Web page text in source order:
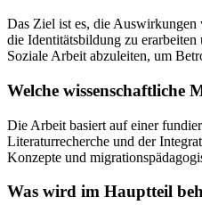
Das Ziel ist es, die Auswirkungen
die Identitätsbildung zu
Soziale Arbeit abzuleiten, um
Welche wissenschaftliche
Die Arbeit basiert auf einer
Literaturrecherche und der
Konzepte und
Was wird im Hauptteil